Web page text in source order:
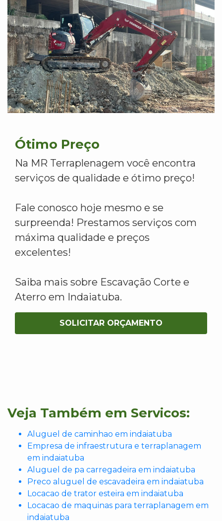
Ótimo Preço
Na MR Terraplenagem você encontra
serviços de qualidade e ótimo preço!
Fale conosco hoje mesmo e se
surpreenda! Prestamos serviços com
máxima qualidade e preços
excelentes!
Saiba mais sobre Escavação Corte e
Aterro em Indaiatuba.
SOLICITAR ORÇAMENTO
Veja Também em Servicos:
Aluguel de caminhao em indaiatuba
Empresa de infraestrutura e terraplanagem
em indaiatuba
Aluguel de pa carregadeira em indaiatuba
Preco aluguel de escavadeira em indaiatuba
Locacao de trator esteira em indaiatuba
Locacao de maquinas para terraplanagem em
indaiatuba